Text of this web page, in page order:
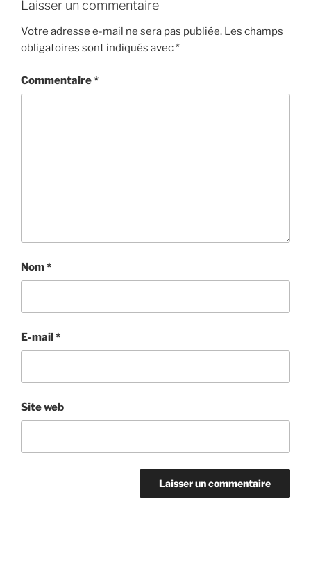
Laisser un commentaire
Votre adresse e-mail ne sera pas publiée. Les champs
obligatoires sont indiqués avec*
Commentaire*
Nom*
E-mail*
Site web